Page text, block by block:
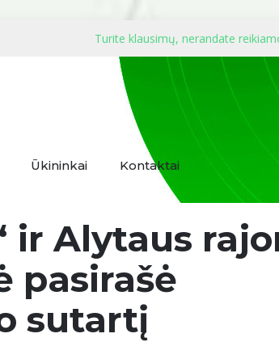
Turite klausimų, nerandate
Ūkininkai Kontaktai
ir Alytaus
pasirašė
sutartį